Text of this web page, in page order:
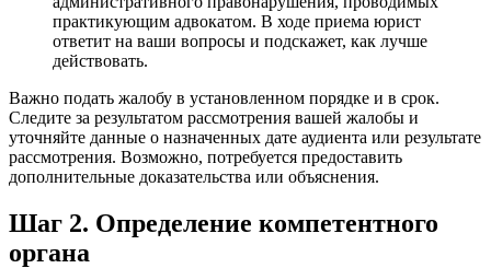
практикующим адвокатом. В ходе приема юрист
ответит на ваши вопросы и подскажет, как лучше
действовать.
Важно подать жалобу в установленном порядке и в срок.
Следите за результатом рассмотрения вашей жалобы и
уточняйте данные о назначенных дате аудиента или результате
рассмотрения. Возможно, потребуется предоставить
дополнительные доказательства или объяснения.
Шаг 2. Определение компетентного
органа